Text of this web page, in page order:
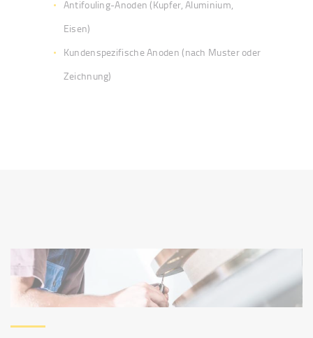
Antifouling-Anoden (Kupfer, Aluminium,
Eisen)
Kundenspezifische Anoden (nach Muster oder
Zeichnung)